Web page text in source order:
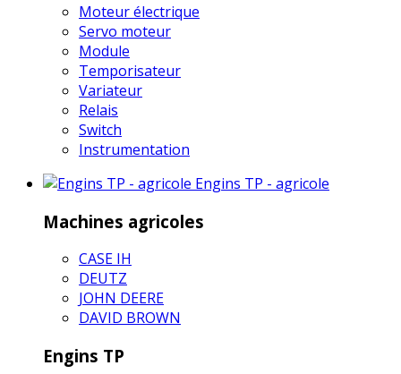
Moteur électrique
Servo moteur
Module
Temporisateur
Variateur
Relais
Switch
Instrumentation
Engins TP - agricole
Machines agricoles
CASE IH
DEUTZ
JOHN DEERE
DAVID BROWN
Engins TP